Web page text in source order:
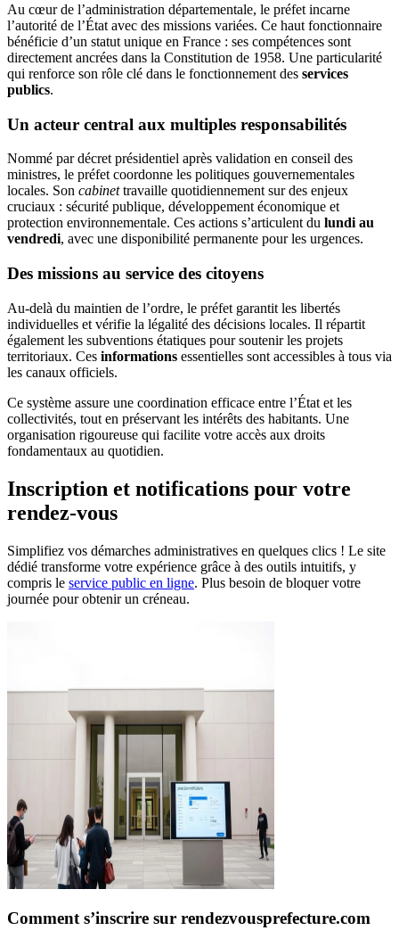
Au cœur de l’administration départementale, le préfet incarne
l’autorité de l’État avec des missions variées. Ce haut fonctionnaire
bénéficie d’un statut unique en France : ses compétences sont
directement ancrées dans la Constitution de 1958. Une particularité
qui renforce son rôle clé dans le fonctionnement des services
publics.
Un acteur central aux multiples responsabilités
Nommé par décret présidentiel après validation en conseil des
ministres, le préfet coordonne les politiques gouvernementales
locales. Son cabinettravaille quotidiennement sur des enjeux
cruciaux : sécurité publique, développement économique et
protection environnementale. Ces actions s’articulent du lundi au
vendredi, avec une disponibilité permanente pour les urgences.
Des missions au service des citoyens
Au-delà du maintien de l’ordre, le préfet garantit les libertés
individuelles et vérifie la légalité des décisions locales. Il répartit
également les subventions étatiques pour soutenir les projets
territoriaux. Ces informations essentielles sont accessibles à tous via
les canaux officiels.
Ce système assure une coordination efficace entre l’État et les
collectivités, tout en préservant les intérêts des habitants. Une
organisation rigoureuse qui facilite votre accès aux droits
fondamentaux au quotidien.
Inscription et notifications pour votre
rendez-vous
Simplifiez vos démarches administratives en quelques clics ! Le site
dédié transforme votre expérience grâce à des outils intuitifs, y
compris le service public en ligne. Plus besoin de bloquer votre
journée pour obtenir un créneau.
Comment s’inscrire sur rendezvousprefecture.com